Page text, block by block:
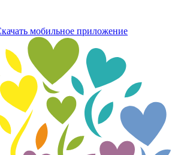
мобильное приложение